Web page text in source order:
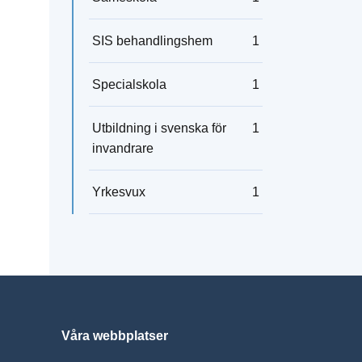
SIS behandlingshem 1
Specialskola 1
Utbildning i svenska för
invandrare
1
Yrkesvux 1
Våra webbplatser